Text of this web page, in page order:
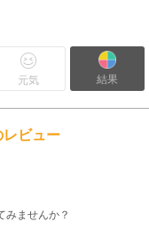
元気 結果
ビュー
みませんか？